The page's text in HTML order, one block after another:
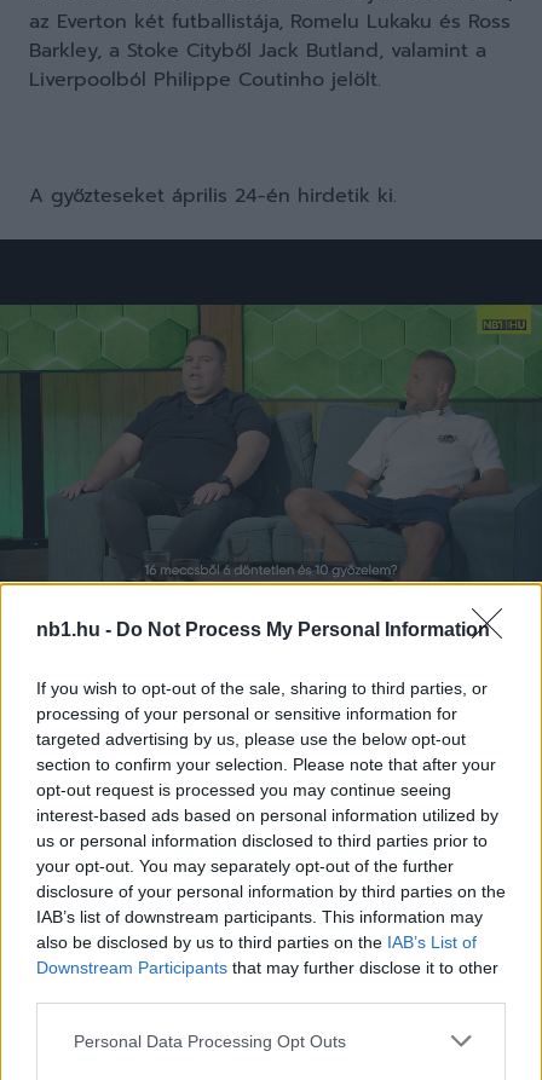
nb1.hu - Do Not Process My Personal Information
If you wish to opt-out of the sale, sharing to third parties, or
processing of your personal or sensitive information for
targeted advertising by us, please use the below opt-out
section to confirm your selection. Please note that after your
opt-out request is processed you may continue seeing
interest-based ads based on personal information utilized by
us or personal information disclosed to third parties prior to
your opt-out. You may separately opt-out of the further
disclosure of your personal information by third parties on the
IAB’s list of downstream participants. This information may
also be disclosed by us to third parties on the IAB’s List of
Downstream Participants that may further disclose it to other
Please note that this website/app uses one or more Google
Personal Data Processing Opt Outs
az Everton két futballistája, Romelu Lukaku és Ross
Barkley, a Stoke Cityből Jack Butland, valamint a
Liverpoolból Philippe Coutinho jelölt.
A győzteseket április 24-én hirdetik ki.
Time
Picture
Szöveg forrása: skysports.com
Megosztás:
KAPCSOLÓDÓ HÍREK
NB1